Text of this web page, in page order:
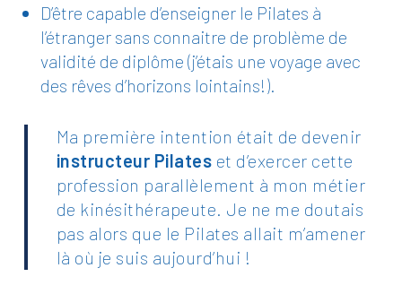
D’être capable d’enseigner le Pilates à
l’étranger sans connaitre de problème de
validité de diplôme (j’étais une voyage avec
des rêves d’horizons lointains!).
Ma première intention était de devenir
instructeur Pilates et d’exercer cette
profession parallèlement à mon métier
de kinésithérapeute. Je ne me doutais
pas alors que le Pilates allait m’amener
là où je suis aujourd’hui !